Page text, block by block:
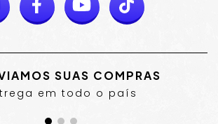
SUAS COMPRAS
em todo o país